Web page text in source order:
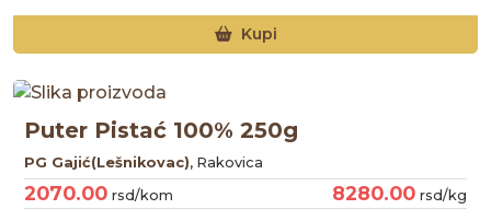
Kupi
Puter Pistać 100% 250g
PG Gajić(Lešnikovac), Rakovica
2070.00 rsd/kom 8280.00 rsd/kg